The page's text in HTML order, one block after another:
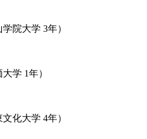
院大学 3年）
学 1年）
化大学 4年）